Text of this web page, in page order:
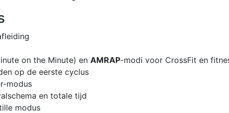
on the Minute) en AMRAP-modi voor CrossFit en
op de eerste cyclus
modus
en totale tijd
modus